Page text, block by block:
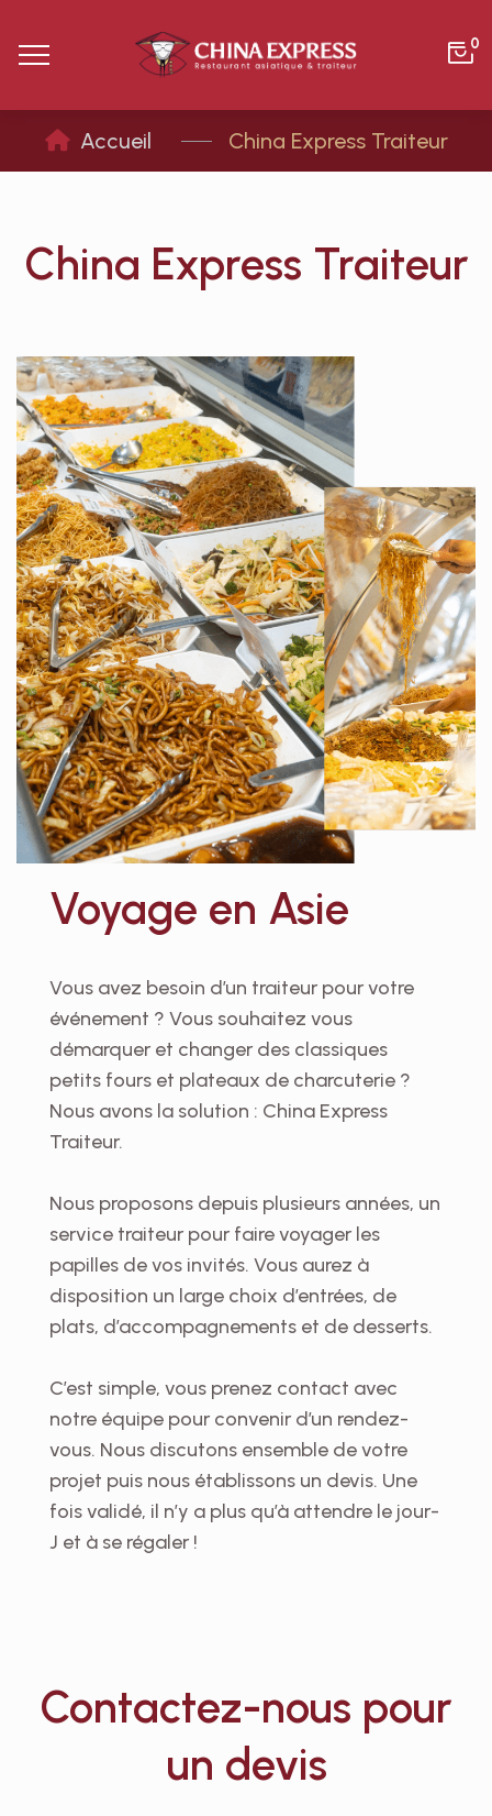
0
China Express Traiteur
China Express Traiteur
Voyage en Asie
Vous avez besoin d’un traiteur pour votre
événement ? Vous souhaitez vous
démarquer et changer des classiques
petits fours et plateaux de charcuterie ?
Nous avons la solution : China Express
Traiteur.
Nous proposons depuis plusieurs années, un
service traiteur pour faire voyager les
papilles de vos invités. Vous aurez à
disposition un large choix d’entrées, de
plats, d’accompagnements et de desserts.
C’est simple, vous prenez contact avec
notre équipe pour convenir d’un rendez-
vous. Nous discutons ensemble de votre
projet puis nous établissons un devis. Une
fois validé, il n’y a plus qu’à attendre le jour-
J et à se régaler !
Contactez-nous pour
un devis